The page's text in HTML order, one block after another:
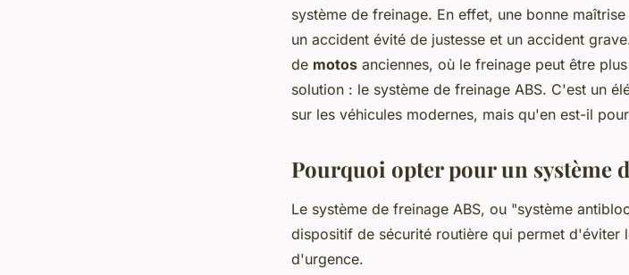
système de freinage. En effet, une bonne
un accident évité de justesse et un accident
de motos anciennes, où le freinage peut être
solution : le système de freinage ABS. C'est un
sur les véhicules modernes, mais qu'en est-il
Pourquoi opter pour un système
Le système de freinage ABS, ou "système
dispositif de sécurité routière qui permet d'éviter
d'urgence.